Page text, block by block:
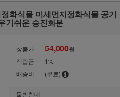
화식물 미세먼지정화식물 공기
기쉬운 승진화분
상품가 54,000원
적립금
1%
배송비
(무료)
물받침대